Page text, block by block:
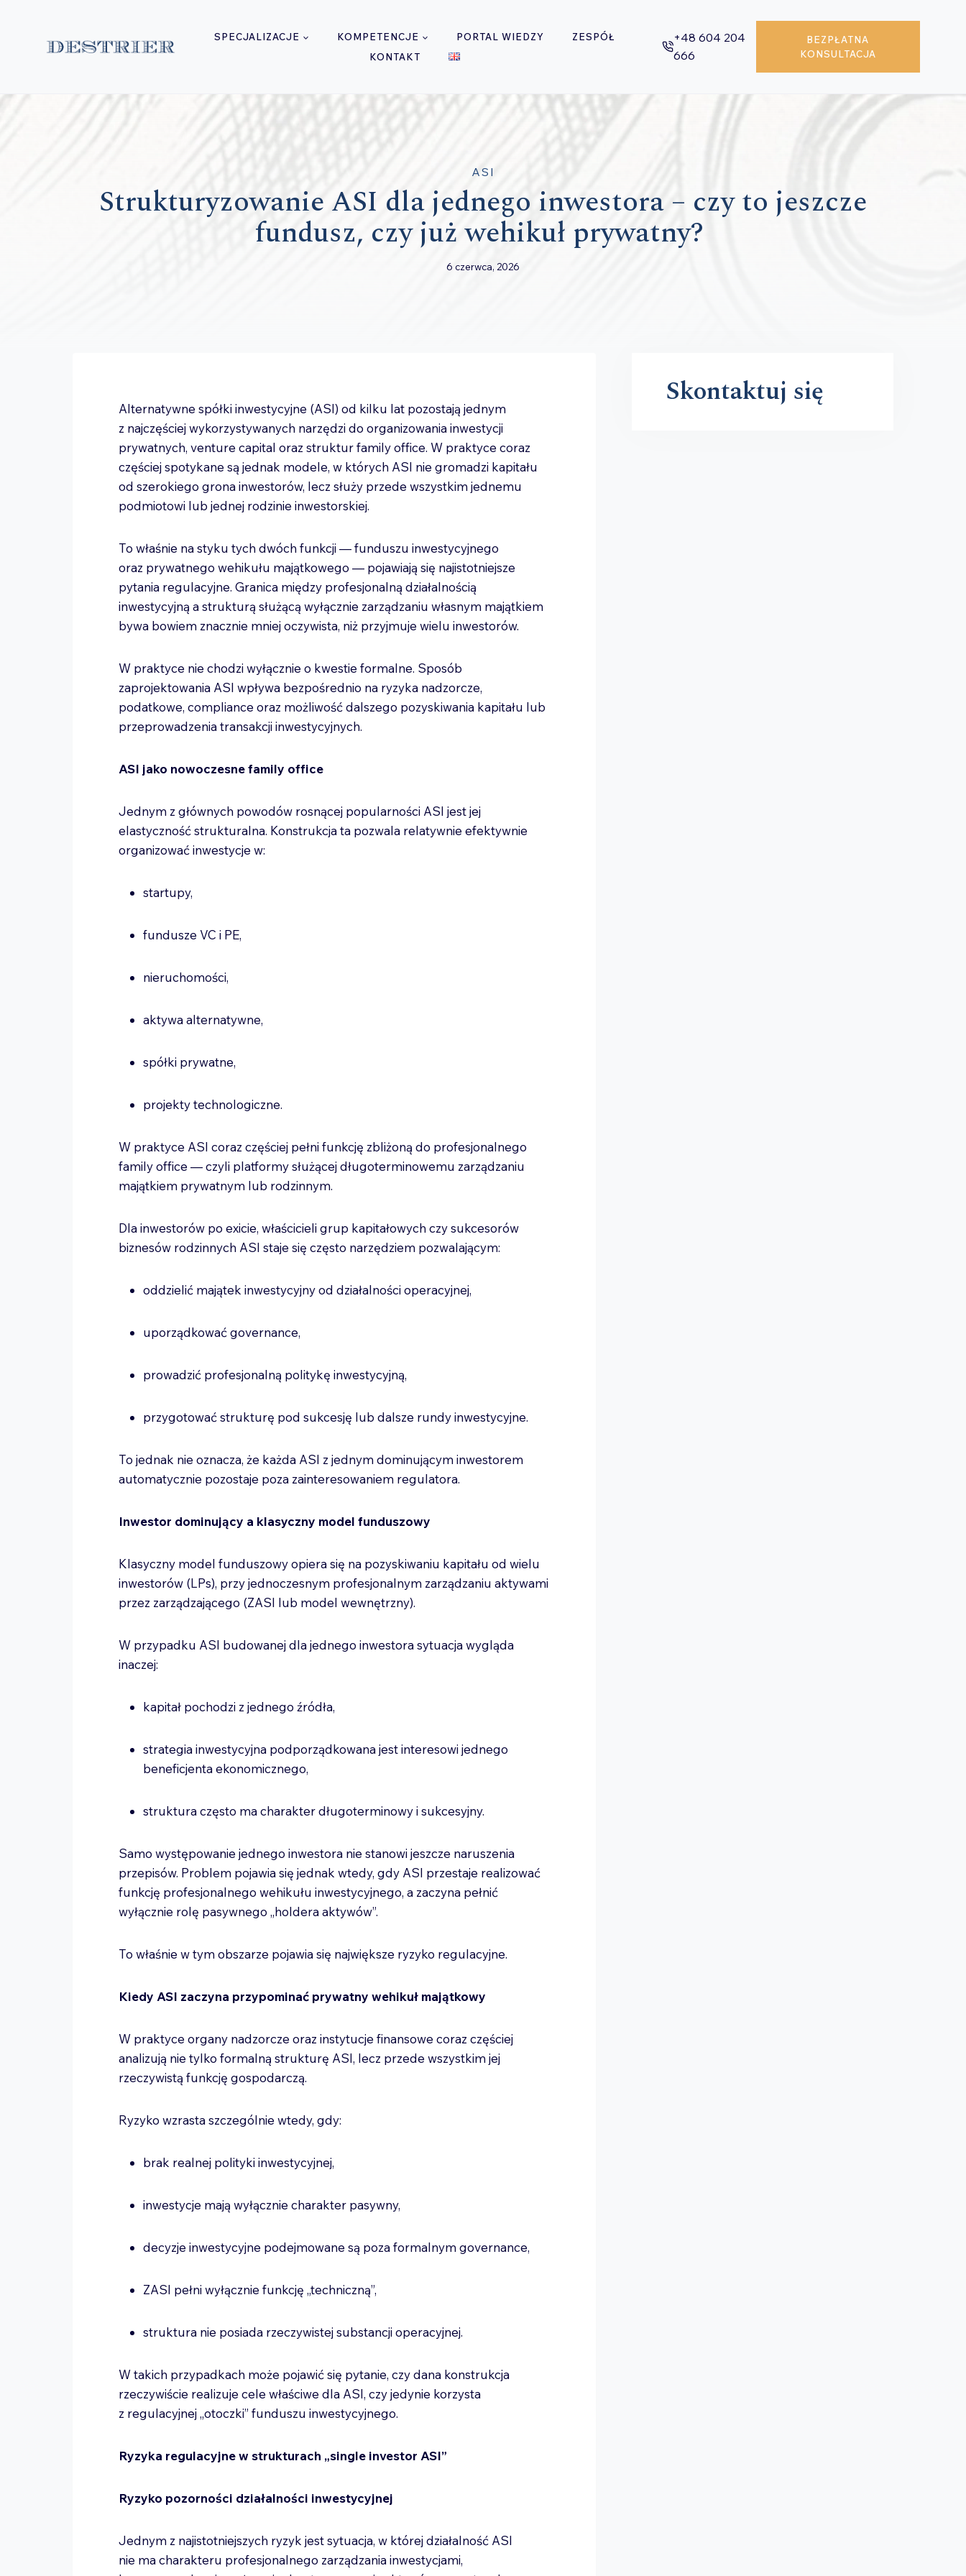
SPECJALIZACJE KOMPETENCJE PORTAL WIEDZY
ZESPÓŁ
KONTAKT
+48 604 204
666
BEZPŁATNA
KONSULTACJA
ASI
Strukturyzowanie ASI dla jednego inwestora – czy to jeszcze
fundusz, czy już wehikuł prywatny?
6 czerwca, 2026
Alternatywne spółki inwestycyjne (ASI) od kilku lat pozostają jednym
z najczęściej wykorzystywanych narzędzi do organizowania inwestycji
prywatnych, venture capital oraz struktur family office. W praktyce coraz
częściej spotykane są jednak modele, w których ASI nie gromadzi kapitału
od szerokiego grona inwestorów, lecz służy przede wszystkim jednemu
podmiotowi lub jednej rodzinie inwestorskiej.
To właśnie na styku tych dwóch funkcji — funduszu inwestycyjnego
oraz prywatnego wehikułu majątkowego — pojawiają się najistotniejsze
pytania regulacyjne. Granica między profesjonalną działalnością
inwestycyjną a strukturą służącą wyłącznie zarządzaniu własnym majątkiem
bywa bowiem znacznie mniej oczywista, niż przyjmuje wielu inwestorów.
W praktyce nie chodzi wyłącznie o kwestie formalne. Sposób
zaprojektowania ASI wpływa bezpośrednio na ryzyka nadzorcze,
podatkowe, compliance oraz możliwość dalszego pozyskiwania kapitału lub
przeprowadzenia transakcji inwestycyjnych.
ASI jako nowoczesne family office
Jednym z głównych powodów rosnącej popularności ASI jest jej
elastyczność strukturalna. Konstrukcja ta pozwala relatywnie efektywnie
organizować inwestycje w:
startupy,
fundusze VC i PE,
nieruchomości,
aktywa alternatywne,
spółki prywatne,
projekty technologiczne.
W praktyce ASI coraz częściej pełni funkcję zbliżoną do profesjonalnego
family office — czyli platformy służącej długoterminowemu zarządzaniu
majątkiem prywatnym lub rodzinnym.
Dla inwestorów po exicie, właścicieli grup kapitałowych czy sukcesorów
biznesów rodzinnych ASI staje się często narzędziem pozwalającym:
oddzielić majątek inwestycyjny od działalności operacyjnej,
uporządkować governance,
prowadzić profesjonalną politykę inwestycyjną,
przygotować strukturę pod sukcesję lub dalsze rundy inwestycyjne.
To jednak nie oznacza, że każda ASI z jednym dominującym inwestorem
automatycznie pozostaje poza zainteresowaniem regulatora.
Inwestor dominujący a klasyczny model funduszowy
Klasyczny model funduszowy opiera się na pozyskiwaniu kapitału od wielu
inwestorów (LPs), przy jednoczesnym profesjonalnym zarządzaniu aktywami
przez zarządzającego (ZASI lub model wewnętrzny).
W przypadku ASI budowanej dla jednego inwestora sytuacja wygląda
inaczej:
kapitał pochodzi z jednego źródła,
strategia inwestycyjna podporządkowana jest interesowi jednego
beneficjenta ekonomicznego,
struktura często ma charakter długoterminowy i sukcesyjny.
Samo występowanie jednego inwestora nie stanowi jeszcze naruszenia
przepisów. Problem pojawia się jednak wtedy, gdy ASI przestaje realizować
funkcję profesjonalnego wehikułu inwestycyjnego, a zaczyna pełnić
wyłącznie rolę pasywnego „holdera aktywów”.
To właśnie w tym obszarze pojawia się największe ryzyko regulacyjne.
Kiedy ASI zaczyna przypominać prywatny wehikuł majątkowy
W praktyce organy nadzorcze oraz instytucje finansowe coraz częściej
analizują nie tylko formalną strukturę ASI, lecz przede wszystkim jej
rzeczywistą funkcję gospodarczą.
Ryzyko wzrasta szczególnie wtedy, gdy:
brak realnej polityki inwestycyjnej,
inwestycje mają wyłącznie charakter pasywny,
decyzje inwestycyjne podejmowane są poza formalnym governance,
ZASI pełni wyłącznie funkcję „techniczną”,
struktura nie posiada rzeczywistej substancji operacyjnej.
W takich przypadkach może pojawić się pytanie, czy dana konstrukcja
rzeczywiście realizuje cele właściwe dla ASI, czy jedynie korzysta
z regulacyjnej „otoczki” funduszu inwestycyjnego.
Ryzyka regulacyjne w strukturach „single investor ASI”
Ryzyko pozorności działalności inwestycyjnej
Jednym z najistotniejszych ryzyk jest sytuacja, w której działalność ASI
nie ma charakteru profesjonalnego zarządzania inwestycjami,
Skontaktuj się